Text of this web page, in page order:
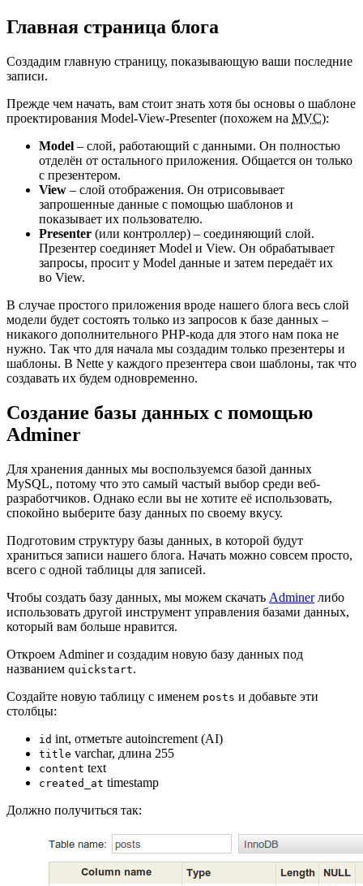
Главная страница блога
Создадим главную страницу, показывающую ваши последние
записи.
Прежде чем начать, вам стоит знать хотя бы основы о шаблоне
проектирования Model-View-Presenter (похожем на MVC):
Model – слой, работающий с данными. Он полностью
отделён от остального приложения. Общается он только
с презентером.
View – слой отображения. Он отрисовывает
запрошенные данные с помощью шаблонов и
показывает их пользователю.
Presenter (или контроллер) – соединяющий слой.
Презентер соединяет Model и View. Он обрабатывает
запросы, просит у Model данные и затем передаёт их
во View.
В случае простого приложения вроде нашего блога весь слой
модели будет состоять только из запросов к базе данных –
никакого дополнительного PHP-кода для этого нам пока не
нужно. Так что для начала мы создадим только презентеры и
шаблоны. В Nette у каждого презентера свои шаблоны, так что
создавать их будем одновременно.
Создание базы данных с помощью
Adminer
Для хранения данных мы воспользуемся базой данных
MySQL, потому что это самый частый выбор среди веб-
разработчиков. Однако если вы не хотите её использовать,
спокойно выберите базу данных по своему вкусу.
Подготовим структуру базы данных, в которой будут
храниться записи нашего блога. Начать можно совсем просто,
всего с одной таблицы для записей.
Чтобы создать базу данных, мы можем скачать Adminerлибо
использовать другой инструмент управления базами данных,
который вам больше нравится.
Откроем Adminer и создадим новую базу данных под
названием quickstart.
Создайте новую таблицу с именем posts и добавьте эти
столбцы:
id int, отметьте autoincrement (AI)
title varchar, длина 255
content text
created_at timestamp
Должно получиться так: